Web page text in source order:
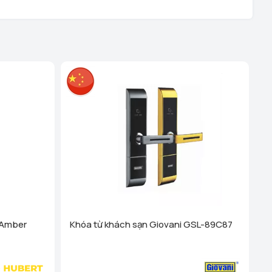
Dương (189 Ngô Quyền, P. Thanh Trung, Hải Dương)
Quang (Cổng Nhà Văn Hóa TDP Thôn Tân Phúc, Thị
Hóa (Số 07 Đại Lộ Lê Lợi (Đối diện công viên Hội An)
Cống - TP Thanh Hóa (44 Đường Bà Triệu, Thái Hòa, tt.
Trang)
Khóa từ khách sạn Giovani GSL-89C87